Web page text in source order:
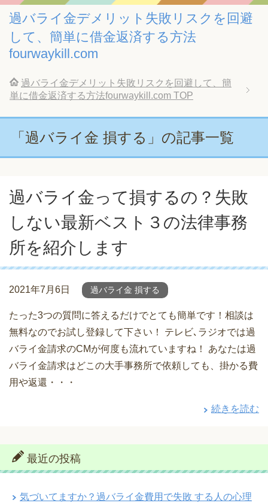
過バライ金デメリット失敗リスクを回避
して、簡単に借金返済する方法
fourwaykill.com
過バライ金デメリット失敗リスクを回避して、簡
単に借金返済する方法fourwaykill.com TOP
「過バライ金 損する」の記事一覧
過バライ金って損するの？失敗
しない最新ベスト３の法律事務
所を紹介します
2021年7月6日 過バライ金 損する
たった3つの質問に答えるだけでとても簡単です！相談は
無料なのでお試し登録して下さい！ テレビ､ラジオでは過
バライ金請求のCMが何度も流れていますね！ あなたは過
バライ金請求はどこの大手事務所で依頼しても、掛かる費
用や返還・・・
続きを読む
最近の投稿
気づいてますか？過バライ金費用で失敗 する人の心理